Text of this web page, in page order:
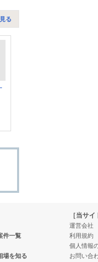
る
件一覧
場を知る
［当サイ
運営会社
利用規約
個人情報
お問い合